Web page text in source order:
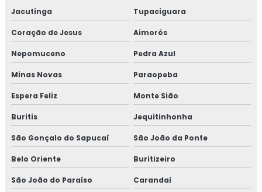
Valor isolamento lã de rocha
Isolamento térmico lã de rocha
Empresas de inspeção de pintura
Inspeção de isolamento térmico
Inspeção de pintura
Inspeção de pintura industrial
Jacutinga Tupaciguara
Coração de Jesus Aimorés
Nepomuceno Pedra Azul
Minas Novas Paraopeba
Espera Feliz Monte Sião
Buritis Jequitinhonha
São Gonçalo do Sapucaí São João da Ponte
Belo Oriente Buritizeiro
São João do Paraíso Carandaí